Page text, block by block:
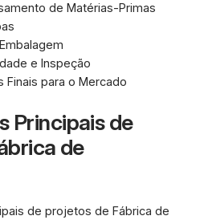
de Matérias-Primas
e Inspeção
Finais para o Mercado
Principais de
de
de projetos de Fábrica de